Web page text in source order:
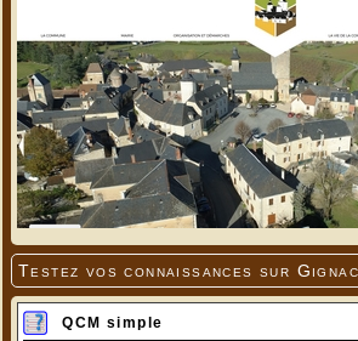
Testez vos connaissances sur Gignac
QCM simple